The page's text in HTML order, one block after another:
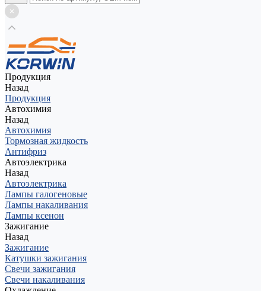
Продукция
Назад
Продукция
Автохимия
Назад
Автохимия
Тормозная жидкость
Антифриз
Автоэлектрика
Назад
Автоэлектрика
Лампы галогеновые
Лампы накаливания
Лампы ксенон
Зажигание
Назад
Зажигание
Катушки зажигания
Свечи зажигания
Свечи накаливания